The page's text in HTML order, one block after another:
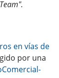
en vías de
por una